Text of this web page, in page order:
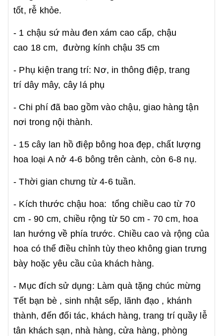
tốt, rễ khỏe.
- 1 chậu sứ màu đen xám cao cấp, chậu
cao 18 cm, đường kính chậu 35 cm
- Phụ kiện trang trí: Nơ, in thông điệp, trang
trí dây mây, cây lá phụ
- Chi phí đã bao gồm vào chậu, giao hàng tận
nơi trong nội thành.
- 15 cây lan hồ điệp bông hoa đẹp, chất lượng
hoa loại A nở 4-6 bông trên cành, còn 6-8 nụ.
- Thời gian chưng từ 4-6 tuần.
- Kích thước chậu hoa: tổng chiều cao từ 70
cm - 90 cm, chiều rộng từ 50 cm - 70 cm, hoa
lan hướng về phía trước. Chiều cao và rộng của
hoa có thể điều chỉnh tùy theo không gian trưng
bày hoặc yêu cầu của khách hàng.
- Mục đích sử dụng: Làm quà tặng chúc mừng
Tết bạn bè , sinh nhật sếp, lãnh đạo , khánh
thành, đến đối tác, khách hàng, trang trí quầy lễ
tân khách sạn, nhà hàng, cửa hàng, phòng